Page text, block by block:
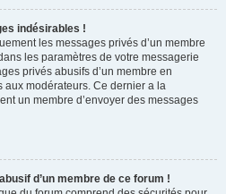
indésirables !
les messages privés d’un membre
les paramètres de votre messagerie
privés abusifs d’un membre en
aux modérateurs. Ce dernier a la
un membre d’envoyer des messages
d’un membre de ce forum !